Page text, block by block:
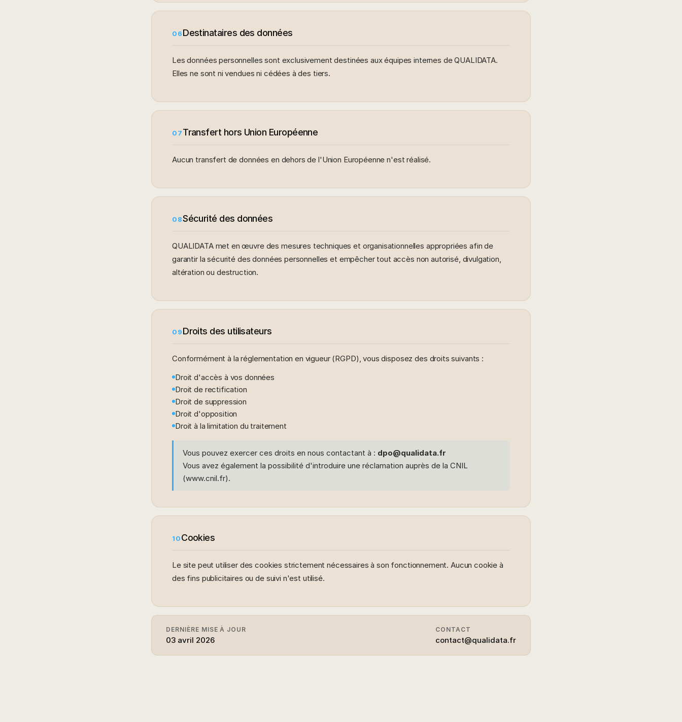
06Destinataires des données
Les données personnelles sont exclusivement destinées aux équipes internes de QUALIDATA.
Elles ne sont ni vendues ni cédées à des tiers.
07Transfert hors Union Européenne
Aucun transfert de données en dehors de l'Union Européenne n'est réalisé.
08Sécurité des données
QUALIDATA met en œuvre des mesures techniques et organisationnelles appropriées afin de
garantir la sécurité des données personnelles et empêcher tout accès non autorisé, divulgation,
altération ou destruction.
09Droits des utilisateurs
Conformément à la réglementation en vigueur (RGPD), vous disposez des droits suivants :
Droit d'accès à vos données
Droit de rectification
Droit de suppression
Droit d'opposition
Droit à la limitation du traitement
Vous pouvez exercer ces droits en nous contactant à : dpo@qualidata.fr
Vous avez également la possibilité d'introduire une réclamation auprès de la CNIL
(www.cnil.fr).
10Cookies
Le site peut utiliser des cookies strictement nécessaires à son fonctionnement. Aucun cookie à
des fins publicitaires ou de suivi n'est utilisé.
DERNIÈRE MISE À JOUR
03 avril 2026
CONTACT
contact@qualidata.fr